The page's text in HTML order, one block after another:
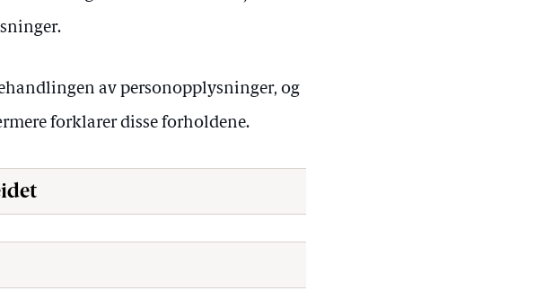
av personopplysninger, og
forklarer disse forholdene.